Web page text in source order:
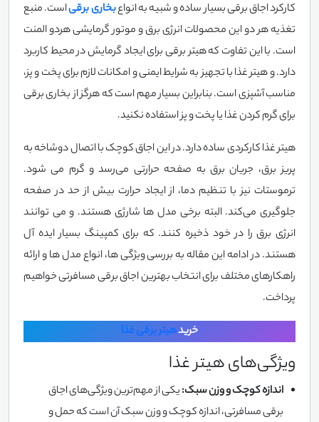
کارکرد اجاق برقی بسیار ساده و شبیه به انواعبخاری برقیاست. منبع
تغذیه هر دو این محصولات انرژی برق و موتور گرمایشی هردو المنت
است. با این تفاوت که هیتر برقی برای ایجاد گرمایش در محیط کاربرد
دارد. و هیتر غذا با تجهیز به شرایط ایمنی و امکانات لازم برای پخت و پز،
مناسب آشپزی است. بنابراین بسیار مهم است که هرگز از بخاری برقی
برای گرم کردن غذا یا پخت و پز استفاده نکنید.
هیتر غذا کارکردی ساده دارد. در این اجاق کوچک با اتصال دوشاخه به
پریز برق، جریان برق به صفحه حرارتی می‌رسد و گرم می شود.
ترموستات نیز با تنظیم دما، از ایجاد حرارت بیش از حد در صفحه
جلوگیری می‌کند. البته برخی مدل ها شارژی هستند. و می توانند
انرژی برق را در خود ذخیره کنند. که برای کمپینگ بسیار ایده آل
هستند. در ادامه این مقاله به بررسی ویژگی ها، انواع مدل ها و ارائه
راهکارهای مختلف برای انتخاب بهترین اجاق برقی مسافرتی خواهیم
پرداخت.
خریدهیتر برقی غذا
ویژگی‌های هیتر غذا
اندازه کوچک و وزن سبک:یکی از مهم‌ترین ویژگی‌های اجاق
برقی مسافرتی، اندازه کوچک و وزن سبک آن است که حمل و